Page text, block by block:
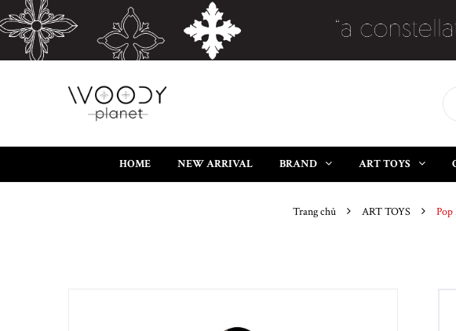
HOME NEW ARRIVAL BRAND ART TOYS
Trang chủ ART TOYS Pop